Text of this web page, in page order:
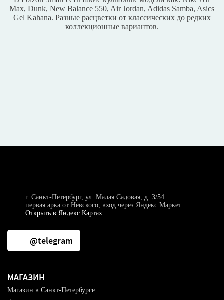
Max, Dunk, New Balance 550, Air Jordan, Adidas Samba, Asics
Gel Kahana. Разные расцветки от классических до редких
коллекционные вариантов.
г. Санкт-Петербург, ул. Малая Садовая, д. 3/54
первая арка от Невского, вход через Яндекс Маркет.
Открыть в Яндекс Картах
@telegram
МАГАЗИН
Магазин в Санкт-Петербурге